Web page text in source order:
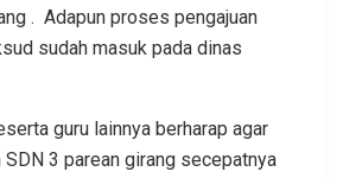
. Adapun proses pengajuan
sudah masuk pada dinas
guru lainnya berharap agar
SDN 3 parean girang secepatnya